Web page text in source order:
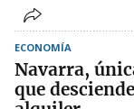
ECONOMÍA
Navarra,
que